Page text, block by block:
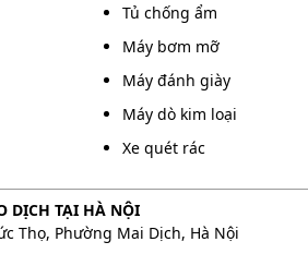
Tủ chống ẩm
Máy bơm mỡ
Máy đánh giày
Máy dò kim loại
Xe quét rác
DỊCH TẠI HÀ NỘI
Thọ, Phường Mai Dịch, Hà Nội